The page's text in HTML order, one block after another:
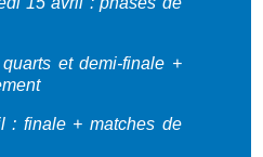
et demi-finale +
: finale + matches de